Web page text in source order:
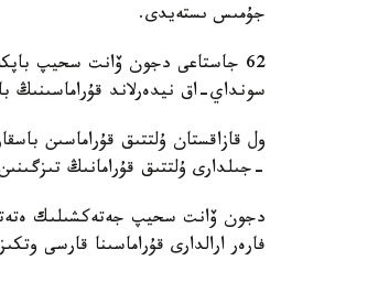
جۇمىس ىستەيدى.
62 جاستاعى دجون ۆانت سحيپ
سونداي-اق نيدەرلاند قۇراماسىنىڭ
-جىلدارى ۇلتتىق قۇرامانىڭ
فارەر ارالدارى قۇراماسىنا قارسى